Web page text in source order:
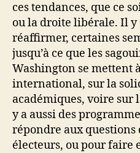
ces tendances, que ce
ou la droite libérale. Il y
réaffirmer, certaines
jusqu’à ce que les
Washington se mettent
international, sur la
académiques, voire sur
y a aussi des
répondre aux questions
électeurs, ou pour faire